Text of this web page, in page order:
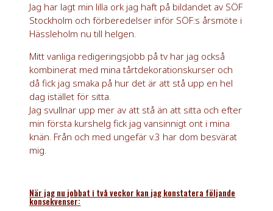
Jag har lagt min lilla ork jag haft på bildandet av SÖF
Stockholm och förberedelser inför SÖF:s årsmöte i
Hässleholm nu till helgen.
Mitt vanliga redigeringsjobb på tv har jag också
kombinerat med mina tårtdekorationskurser och
då fick jag smaka på hur det är att stå upp en hel
dag istället för sitta.
Jag svullnar upp mer av att stå än att sitta och efter
min första kurshelg fick jag vansinnigt ont i mina
knän. Från och med ungefär v.3 har dom besvärat
mig.
När jag nu jobbat i två veckor kan jag konstatera följande
konsekvenser: